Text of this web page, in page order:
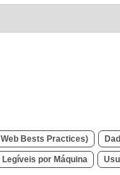
Web Bests Practices)
Legíveis por Máquina